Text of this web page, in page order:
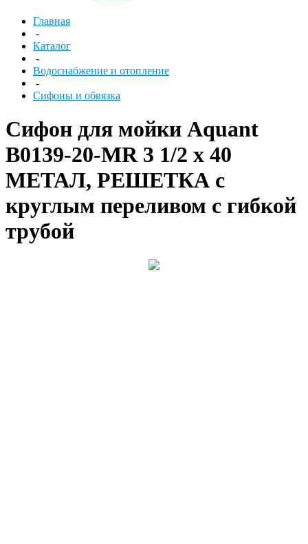
Главная
-
Каталог
-
Водоснабжение и отопление
-
Сифоны и обвязка
Сифон для мойки Aquant
B0139-20-MR 3 1/2 х 40
МЕТАЛ, РЕШЕТКА с
круглым переливом с гибкой
трубой